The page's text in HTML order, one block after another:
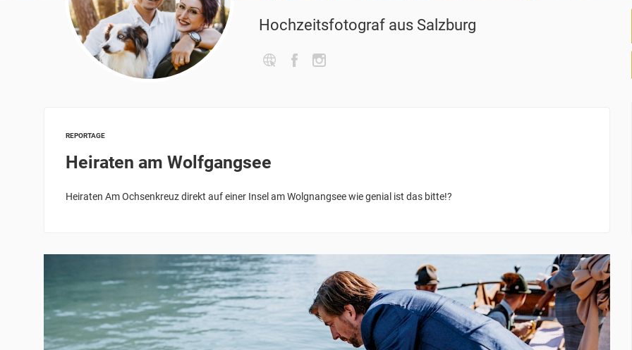
Hochzeitsfotograf aus Salzburg
REPORTAGE
Heiraten am Wolfgangsee
Heiraten Am Ochsenkreuz direkt auf einer Insel am Wolgnangsee wie genial ist das bitte!?